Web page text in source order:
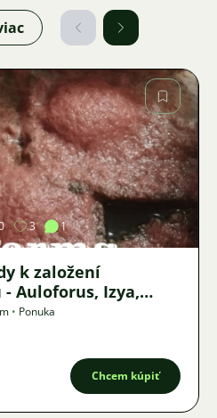
Obrázok
3 1
k založení
Auloforus, Izya,
• Ponuka
Chcem kúpiť